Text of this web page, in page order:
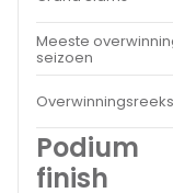
Meeste
seizoen
Overwinningsreeks
Podium
finish